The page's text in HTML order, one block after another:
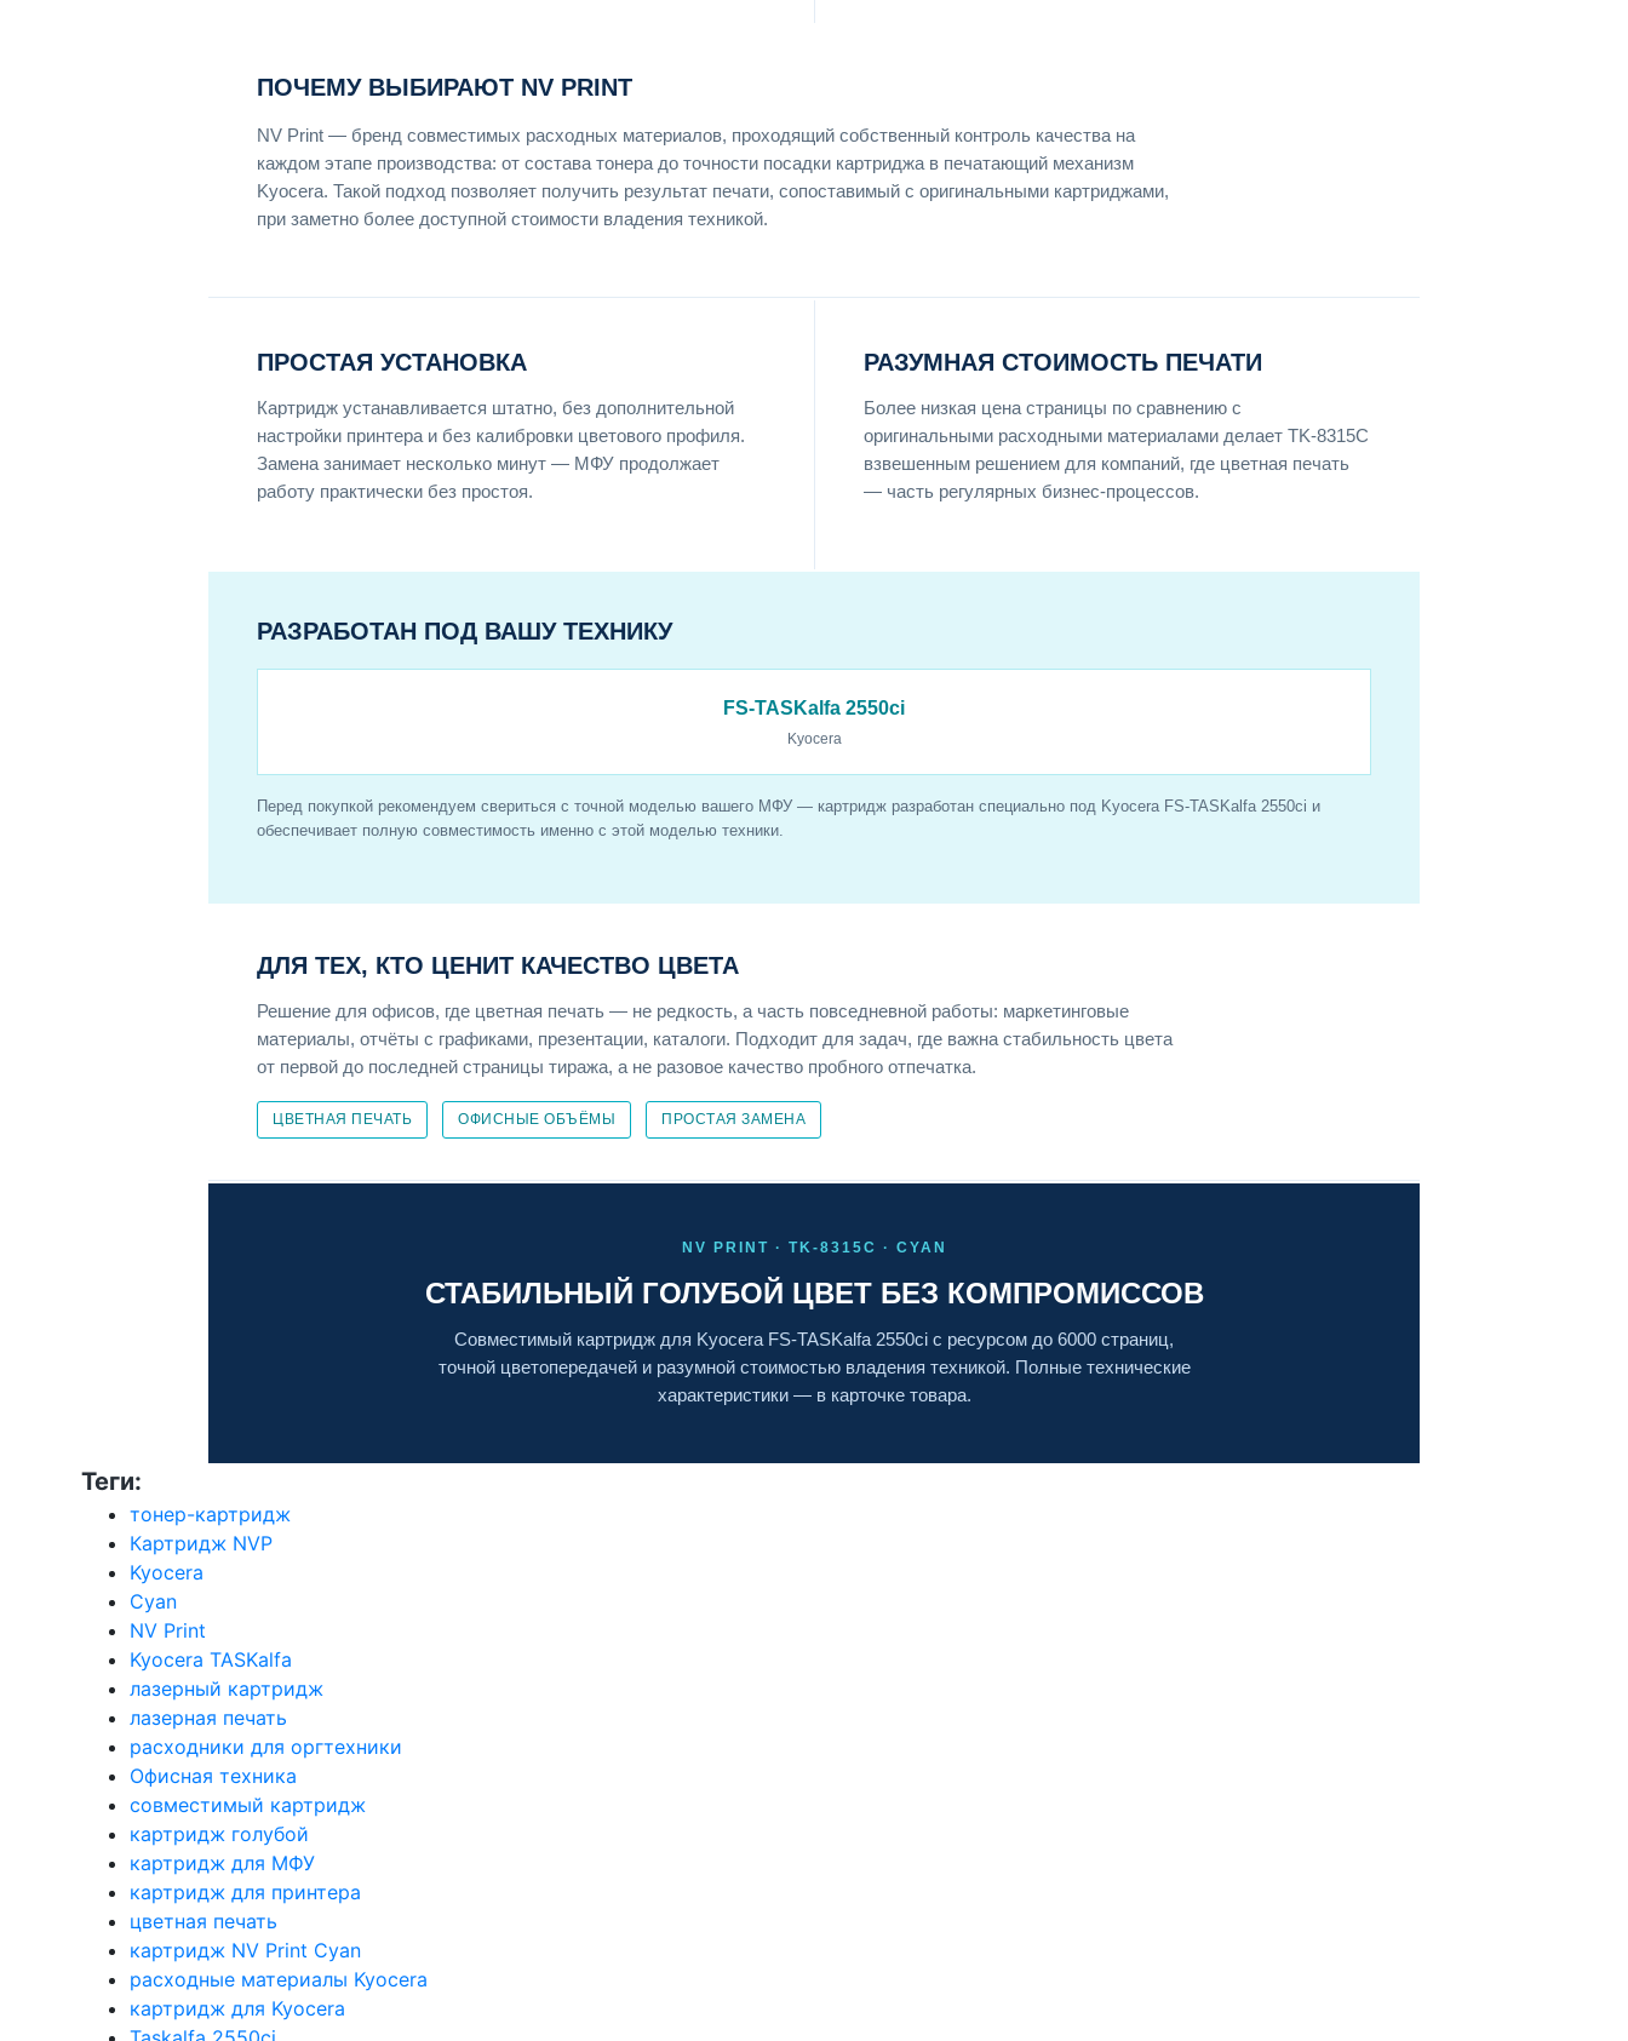
ПОЧЕМУ ВЫБИРАЮТ NV PRINT
NV Print — бренд совместимых расходных материалов, проходящий собственный контроль качества на
каждом этапе производства: от состава тонера до точности посадки картриджа в печатающий механизм
Kyocera. Такой подход позволяет получить результат печати, сопоставимый с оригинальными картриджами,
при заметно более доступной стоимости владения техникой.
ПРОСТАЯ УСТАНОВКА
Картридж устанавливается штатно, без дополнительной
настройки принтера и без калибровки цветового профиля.
Замена занимает несколько минут — МФУ продолжает
работу практически без простоя.
РАЗУМНАЯ СТОИМОСТЬ ПЕЧАТИ
Более низкая цена страницы по сравнению с
оригинальными расходными материалами делает TK-8315C
взвешенным решением для компаний, где цветная печать
— часть регулярных бизнес-процессов.
РАЗРАБОТАН ПОД ВАШУ ТЕХНИКУ
FS-TASKalfa 2550ci
Kyocera
Перед покупкой рекомендуем свериться с точной моделью вашего МФУ — картридж разработан специально под Kyocera FS-TASKalfa 2550ci и
обеспечивает полную совместимость именно с этой моделью техники.
ДЛЯ ТЕХ, КТО ЦЕНИТ КАЧЕСТВО ЦВЕТА
Решение для офисов, где цветная печать — не редкость, а часть повседневной работы: маркетинговые
материалы, отчёты с графиками, презентации, каталоги. Подходит для задач, где важна стабильность цвета
от первой до последней страницы тиража, а не разовое качество пробного отпечатка.
ЦВЕТНАЯ ПЕЧАТЬ ОФИСНЫЕ ОБЪЁМЫ ПРОСТАЯ ЗАМЕНА
NV PRINT · TK-8315C · CYAN
СТАБИЛЬНЫЙ ГОЛУБОЙ ЦВЕТ БЕЗ КОМПРОМИССОВ
Совместимый картридж для Kyocera FS-TASKalfa 2550ci с ресурсом до 6000 страниц,
точной цветопередачей и разумной стоимостью владения техникой. Полные технические
характеристики — в карточке товара.
Теги:
тонер-картридж
Картридж NVP
Kyocera
Cyan
NV Print
Kyocera TASKalfa
лазерный картридж
лазерная печать
расходники для оргтехники
Офисная техника
совместимый картридж
картридж голубой
картридж для МФУ
картридж для принтера
цветная печать
картридж NV Print Cyan
расходные материалы Kyocera
картридж для Kyocera